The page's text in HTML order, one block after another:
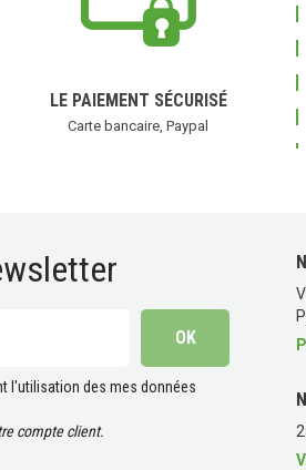
LE PAIEMENT SÉCURISÉ
Carte bancaire, Paypal
l'utilisation des mes données
compte client.